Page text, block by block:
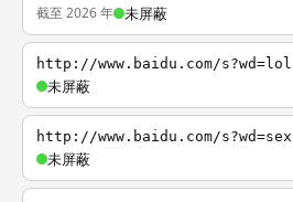
截至 2026 年 未屏蔽
http://www.baidu.com/s?wd=lol
未屏蔽
http://www.baidu.com/s?wd=sex
未屏蔽